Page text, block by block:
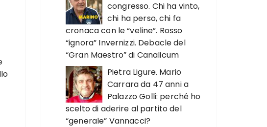
congresso. Chi ha vinto,
chi ha perso, chi fa
cronaca con le “veline”. Rosso
“ignora” Invernizzi. Debacle del
“Gran Maestro” di Canalicum
Pietra Ligure. Mario
Carrara da 47 anni a
Palazzo Golli: perché ho
scelto di aderire al partito del
“generale” Vannacci?